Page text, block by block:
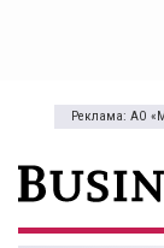
Реклама: АО